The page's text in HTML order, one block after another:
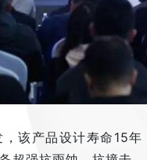
该产品设计寿命15